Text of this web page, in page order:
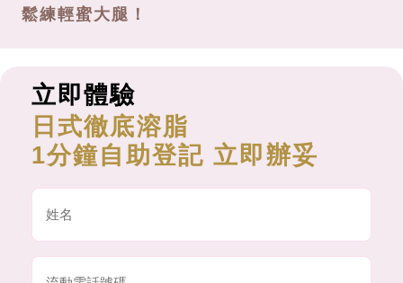
鬆練輕蜜大腿！
立即體驗
日式徹底溶脂
1分鐘自助登記 立即辦妥